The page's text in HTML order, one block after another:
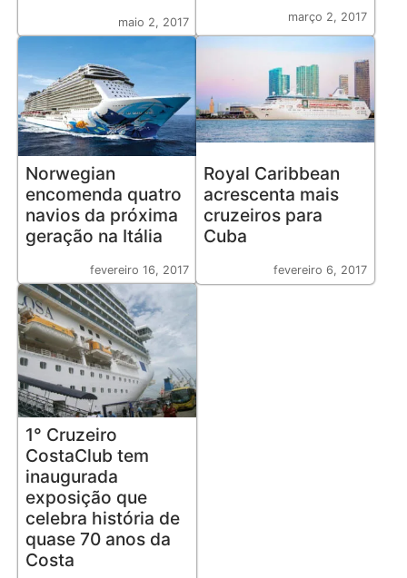
maio 2, 2017 março 2, 2017
Norwegian
encomenda quatro
navios da próxima
geração na Itália
fevereiro 16, 2017
Royal Caribbean
acrescenta mais
cruzeiros para
Cuba
fevereiro 6, 2017
1° Cruzeiro
CostaClub tem
inaugurada
exposição que
celebra história de
quase 70 anos da
Costa